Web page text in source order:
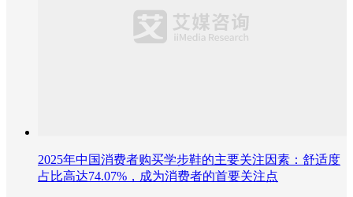
2025年中国消费者购买学步鞋的主要关注因素：舒适度
占比高达74.07%，成为消费者的首要关注点